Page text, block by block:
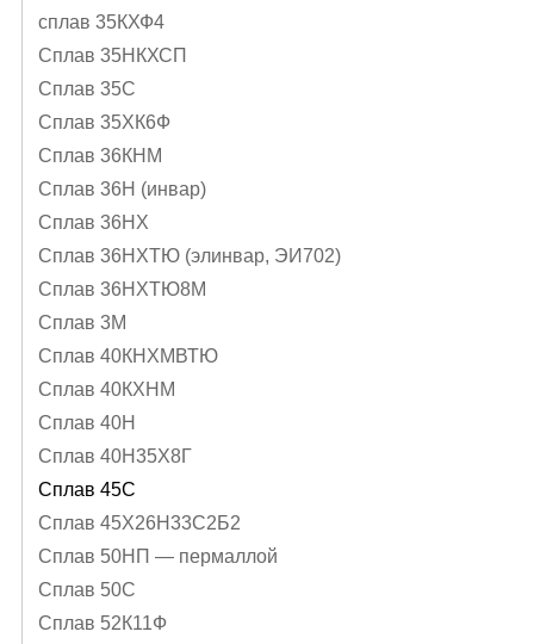
сплав 35КХФ4
Сплав 35НКХСП
Сплав 35С
Сплав 35ХК6Ф
Сплав 36КНМ
Сплав 36Н (инвар)
Сплав 36НХ
Сплав 36НХТЮ (элинвар, ЭИ702)
Сплав 36НХТЮ8М
Сплав 3М
Сплав 40КНХМВТЮ
Сплав 40КХНМ
Сплав 40Н
Сплав 40Н35Х8Г
Сплав 45С
Сплав 45Х26Н33С2Б2
Сплав 50НП — пермаллой
Сплав 50С
Сплав 52К11Ф